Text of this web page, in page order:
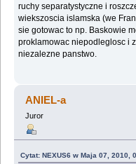
ruchy separatystyczne i
wiekszoscia islamska (we
sie gotowac to np. Baskowie
proklamowac niepodleglosc i
niezalezne panstwo.
ANIEL-a
Juror
Cytat: NEXUS6 w Maja 07, 2010,